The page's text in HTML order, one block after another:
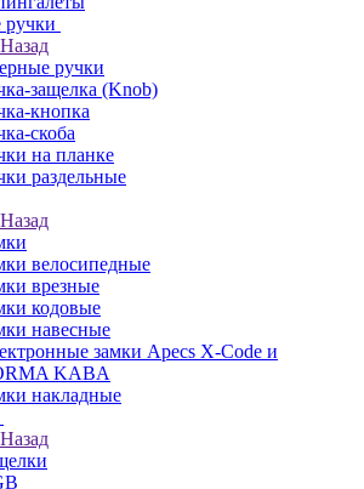
Назад
ручки
защелка (Knob)
кнопка
скоба
на планке
раздельные
Назад
велосипедные
врезные
кодовые
навесные
замки Apecs X-Code и
KABA
накладные
Назад